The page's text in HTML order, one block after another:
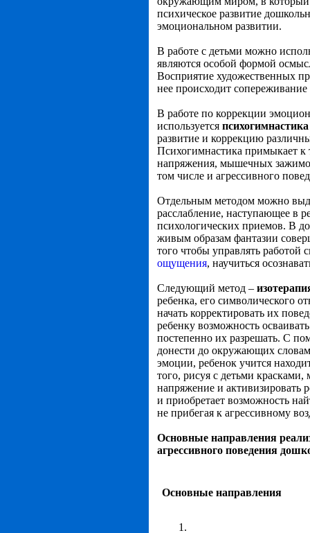
психическое развитие
эмоциональном развитии.
В работе с детьми можно
являются особой формой
Восприятие художественных
нее происходит
В работе по коррекции
используется психогимнастика
развитие и коррекцию
Психогимнастика примыкает к
напряжения, мышечных
том числе и агрессивного
Отдельным методом можно
расслабление, наступающее в
психологических приемов. В
живым образам фантазии
того чтобы управлять
ощущения, научиться
Следующий метод –
ребенка, его символического
начать корректировать их
ребенку возможность
постепенно их разрешать. С
донести до окружающих
эмоции, ребенок учится
того, рисуя с детьми
напряжение и активизировать
и приобретает возможность
не прибегая к агрессивному
Основные направления
агрессивного поведения
Основные направления